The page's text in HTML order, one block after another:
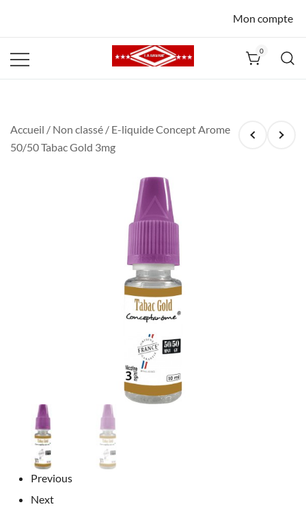
Mon compte
0
Accueil / Non classé / E-liquide Concept Arome
50/50 Tabac Gold 3mg
Previous
Next